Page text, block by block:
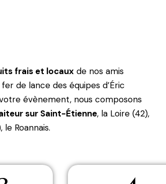
frais et locaux de nos amis
de lance des équipes d’Éric
évènement, nous composons
sur Saint-Étienne, la Loire (42),
Roannais.